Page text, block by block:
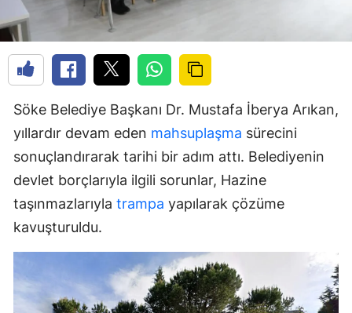
Söke Belediye Başkanı Dr. Mustafa İberya Arıkan,
yıllardır devam eden mahsuplaşma sürecini
sonuçlandırarak tarihi bir adım attı. Belediyenin
devlet borçlarıyla ilgili sorunlar, Hazine
taşınmazlarıyla trampa yapılarak çözüme
kavuşturuldu.